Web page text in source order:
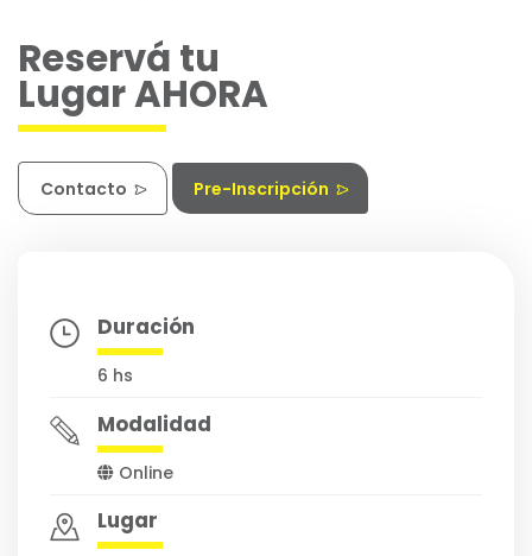
Reservá tu
Lugar AHORA
Contacto Pre-Inscripción
Duración
6 hs
Modalidad
Online
Lugar